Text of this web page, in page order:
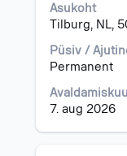
Asukoht
Tilburg, NL,
Püsiv /
Permanent
7. aug 2026
kuvamiseks
valige
tühikuklahviga.